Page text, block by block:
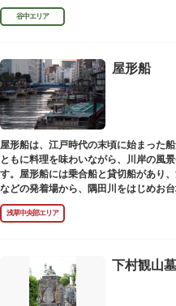
め優れた画家を世に送り出しました。
谷中エリア
屋形船
屋形船は、江戸時代の末頃に始まった
ともに料理を味わいながら、川岸の風
す。屋形船には乗合船と貸切船があり
などの発着場から、隅田川をはじめお
す。
浅草中央部エリア
下村観山墓